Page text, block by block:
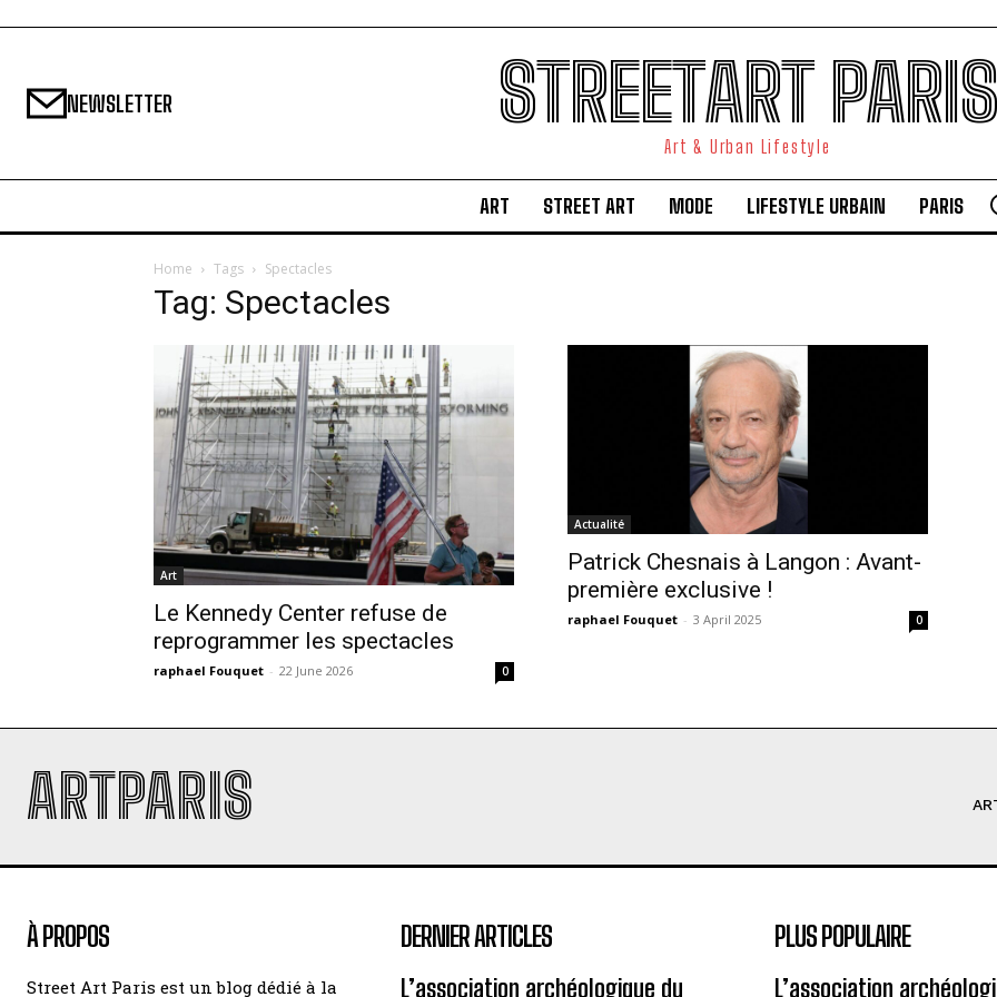
NEWSLETTER STREETART PARIS
Art & Urban Lifestyle
ART STREET ART MODE LIFESTYLE URBAIN PARIS
Home Tags Spectacles
Tag: Spectacles
Art
Le Kennedy Center refuse de
reprogrammer les spectacles
raphael Fouquet - 22 June 2026 0
Actualité
Patrick Chesnais à Langon : Avant-
première exclusive !
raphael Fouquet - 3 April 2025 0
ARTPARIS
À PROPOS
Street Art Paris est un blog dédié à la
DERNIER ARTICLES
L’association archéologique du
PLUS POPULAIRE
L’association